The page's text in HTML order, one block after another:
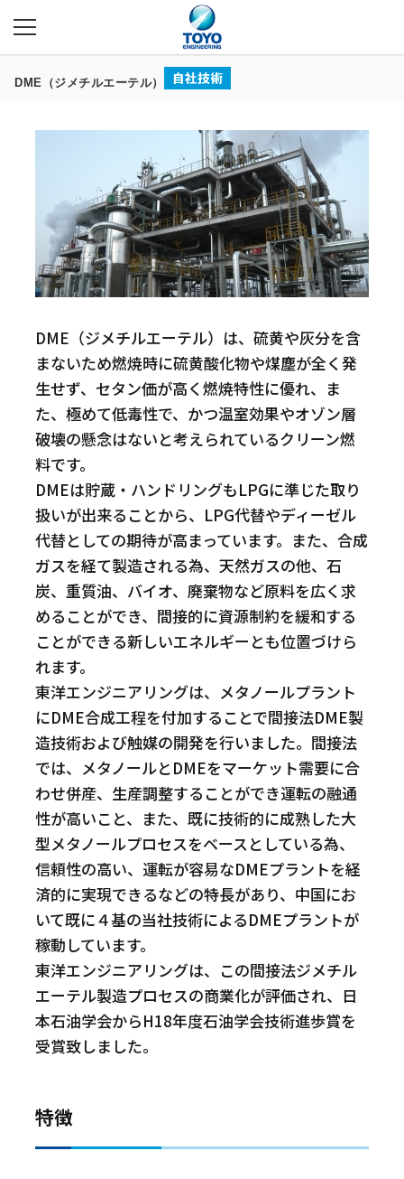
DME（ジメチルエーテル）
DME（ジメチルエーテル）は、硫黄や灰分を含
まないため燃焼時に硫黄酸化物や煤塵が全く発
生せず、セタン価が高く燃焼特性に優れ、ま
た、極めて低毒性で、かつ温室効果やオゾン層
破壊の懸念はないと考えられているクリーン燃
料です。
DMEは貯蔵・ハンドリングもLPGに準じた取り
扱いが出来ることから、LPG代替やディーゼル
代替としての期待が高まっています。また、合成
ガスを経て製造される為、天然ガスの他、石
炭、重質油、バイオ、廃棄物など原料を広く求
めることができ、間接的に資源制約を緩和する
ことができる新しいエネルギーとも位置づけら
れます。
東洋エンジニアリングは、メタノールプラント
にDME合成工程を付加することで間接法DME製
造技術および触媒の開発を行いました。間接法
では、メタノールとDMEをマーケット需要に合
わせ併産、生産調整することができ運転の融通
性が高いこと、また、既に技術的に成熟した大
型メタノールプロセスをベースとしている為、
信頼性の高い、運転が容易なDMEプラントを経
済的に実現できるなどの特長があり、中国にお
いて既に４基の当社技術によるDMEプラントが
稼動しています。
東洋エンジニアリングは、この間接法ジメチル
エーテル製造プロセスの商業化が評価され、日
本石油学会からH18年度石油学会技術進歩賞を
受賞致しました。
特徴